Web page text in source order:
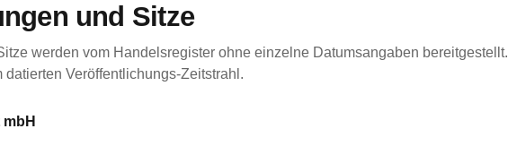
und Sitze
werden vom Handelsregister ohne einzelne Datumsangaben bereitgestellt.
Veröffentlichungs-Zeitstrahl.